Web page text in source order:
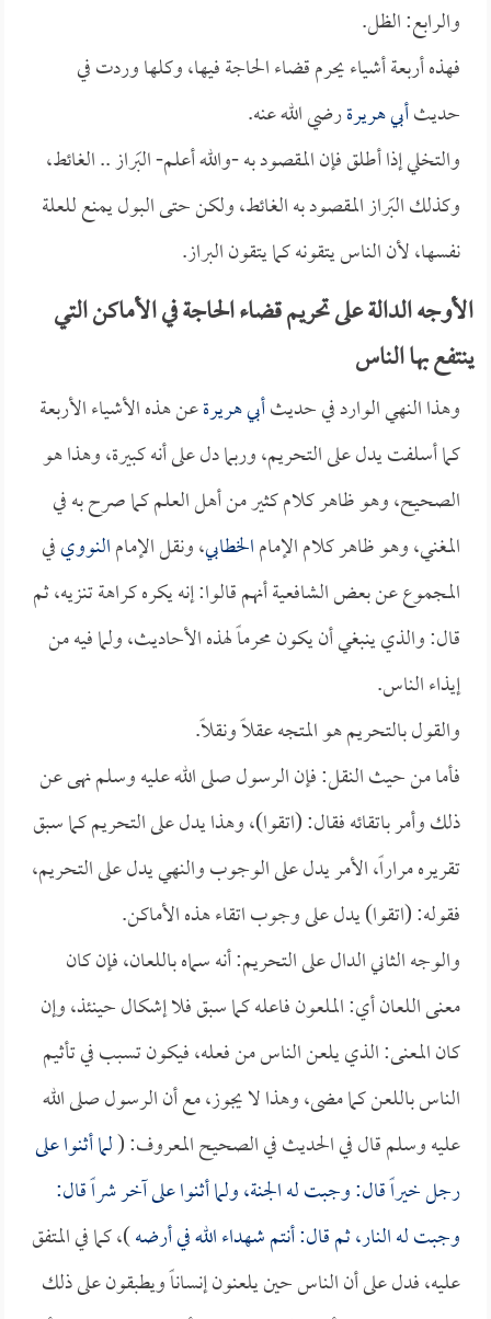
والرابع: الظل.
فهذه أربعة أشياء يحرم قضاء الحاجة فيها، وكلها وردت في
حديثأبي هريرةرضي الله عنه.
والتخلي إذا أطلق فإن المقصود به -والله أعلم- البَراز .. الغائط،
وكذلك البَراز المقصود به الغائط، ولكن حتى البول يمنع للعلة
نفسها، لأن الناس يتقونه كما يتقون البراز.
الأوجه الدالة على تحريم قضاء الحاجة في الأماكن التي
ينتفع بها الناس
وهذا النهي الوارد في حديثأبي هريرةعن هذه الأشياء الأربعة
كما أسلفت يدل على التحريم، وربما دل على أنه كبيرة، وهذا هو
الصحيح، وهو ظاهر كلام كثير من أهل العلم كما صرح به في
المغني، وهو ظاهر كلام الإمامالخطابي، ونقل الإمامالنوويفي
المجموع عن بعض الشافعية أنهم قالوا: إنه يكره كراهة تنزيه، ثم
قال: والذي ينبغي أن يكون محرماً لهذه الأحاديث، ولما فيه من
إيذاء الناس.
والقول بالتحريم هو المتجه عقلاً ونقلاً.
فأما من حيث النقل: فإن الرسول صلى الله عليه وسلم نهى عن
ذلك وأمر باتقائه فقال: (اتقوا)، وهذا يدل على التحريم كما سبق
تقريره مراراً، الأمر يدل على الوجوب والنهي يدل على التحريم،
فقوله: (اتقوا) يدل على وجوب اتقاء هذه الأماكن.
والوجه الثاني الدال على التحريم: أنه سماه باللعان، فإن كان
معنى اللعان أي: الملعون فاعله كما سبق فلا إشكال حينئذ، وإن
كان المعنى: الذي يلعن الناس من فعله، فيكون تسبب في تأثيم
الناس باللعن كما مضى، وهذا لا يجوز، مع أن الرسول صلى الله
عليه وسلم قال في الحديث في الصحيح المعروف: (لما أثنوا على
رجل خيراً قال: وجبت له الجنة، ولما أثنوا على آخر شراً قال:
وجبت له النار، ثم قال: أنتم شهداء الله في أرضه)، كما في المتفق
عليه، فدل على أن الناس حين يلعنون إنساناً ويطبقون على ذلك